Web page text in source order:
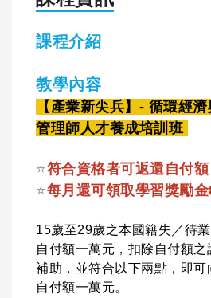
課程介紹
教學內容
【產業新尖兵】- 循環經
管理師人才養成培訓班
⭐符合資格者可返還自付額
⭐每月還可領取學習獎勵金
15歲至29歲之本國籍失／待
自付額一萬元，扣除自付額之
補助，並符合以下兩點，即可
自付額一萬元。